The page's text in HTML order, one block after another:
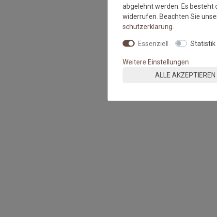
abgelehnt werden. Es besteht
widerrufen. Beachten Sie
schutz­erklärung
Essenziell Statistik
Weitere Einstellungen
ALLE AKZEPTIEREN